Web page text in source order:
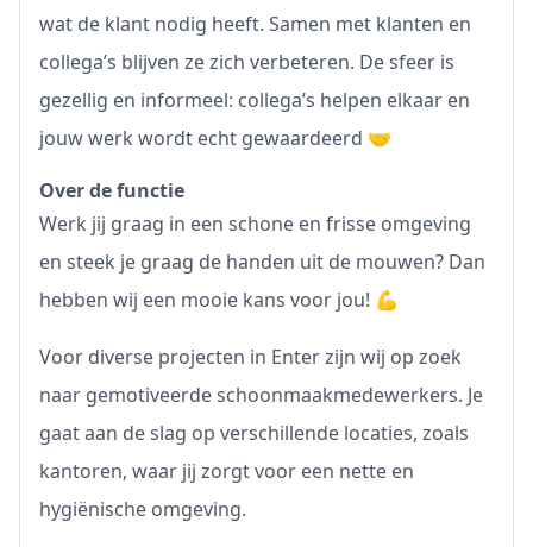
wat de klant nodig heeft. Samen met klanten en
collega’s blijven ze zich verbeteren. De sfeer is
gezellig en informeel: collega’s helpen elkaar en
jouw werk wordt echt gewaardeerd 🤝
Over de functie
Werk jij graag in een schone en frisse omgeving
en steek je graag de handen uit de mouwen? Dan
hebben wij een mooie kans voor jou! 💪
Voor diverse projecten in Enter zijn wij op zoek
naar gemotiveerde schoonmaakmedewerkers. Je
gaat aan de slag op verschillende locaties, zoals
kantoren, waar jij zorgt voor een nette en
hygiënische omgeving.